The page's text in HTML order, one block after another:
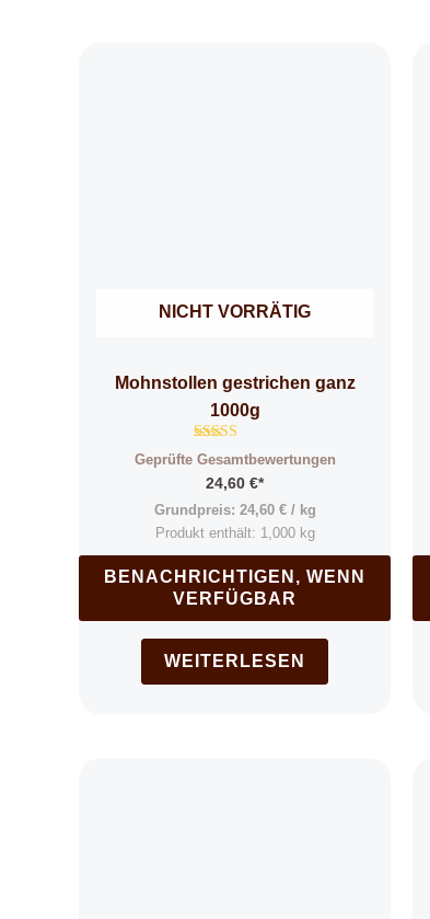
NICHT VORRÄTIG
Mohnstollen gestrichen ganz
1000g
Bewertet
mit
4.82
von 5
Geprüfte Gesamtbewertungen
24,60 €*
Grundpreis: 24,60 €/ kg
Produkt enthält: 1,000 kg
BENACHRICHTIGEN, WENN
VERFÜGBAR
WEITERLESEN